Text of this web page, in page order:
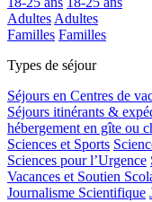
AdultesAdultes
Familles Familles
Types de séjour
Séjours en Centres de
Séjours itinérants &
hébergement en gîte ou
Sciences et Sports
Sciences pour l’Urgence
Vacances et Soutien
Journalisme Scientifique